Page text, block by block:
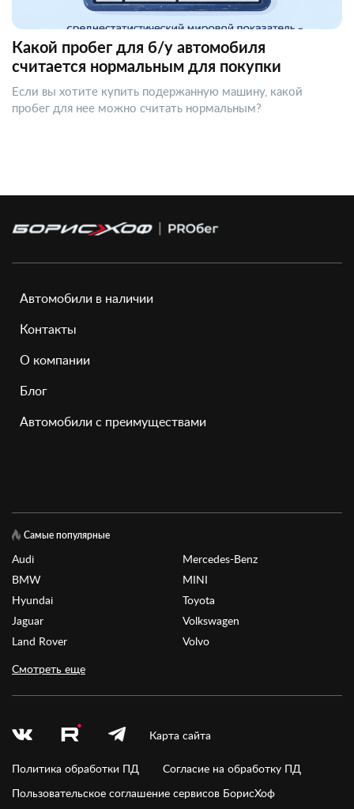
Какой пробег для б/у автомобиля
считается нормальным для покупки
Если вы хотите купить подержанную машину, какой
пробег для нее можно считать нормальным?
Автомобили в наличии
Контакты
О компании
Блог
Автомобили с преимуществами
Самые популярные
Audi
BMW
Hyundai
Jaguar
Land Rover
Mercedes-Benz
MINI
Toyota
Volkswagen
Volvo
Смотреть еще
Карта сайта
Политика обработки ПД
Согласие на обработку ПД
Пользовательское соглашение сервисов БорисХоф